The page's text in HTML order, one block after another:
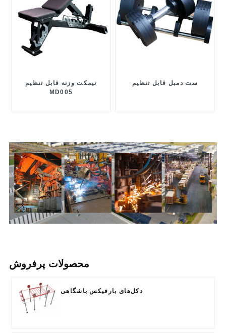
نیمکت وزنه قابل تنظیم
MD005
ست دمبل قابل تنظیم
محصولات پرفروش
دکل‌های بارفیکس باشگاهی